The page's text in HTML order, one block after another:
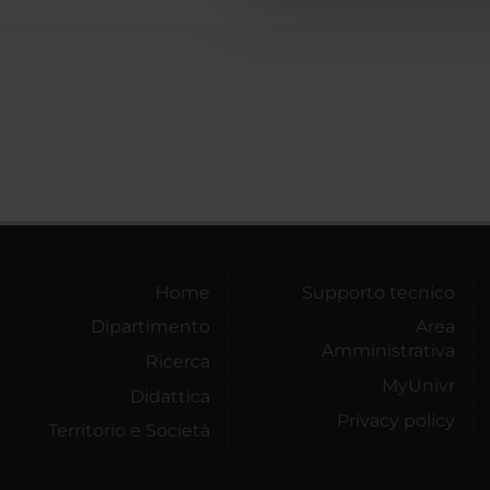
Home
Dipartimento
Ricerca
Didattica
Territorio e Società
Supporto tecnico
Area
Amministrativa
MyUnivr
Privacy policy